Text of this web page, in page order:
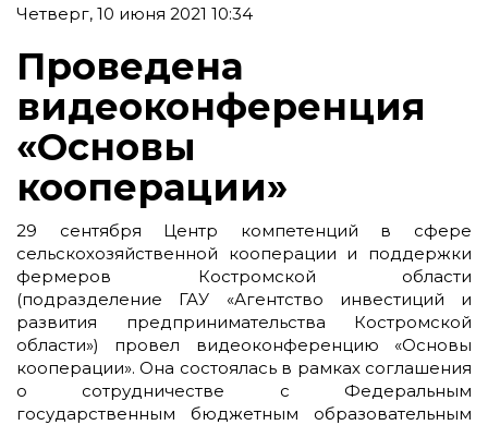
Четверг, 10 июня 2021 10:34
Проведена
видеоконференция
«Основы
кооперации»
29 сентября Центр компетенций в сфере
сельскохозяйственной кооперации и поддержки
фермеров Костромской области
(подразделение ГАУ «Агентство инвестиций и
развития предпринимательства Костромской
области») провел видеоконференцию «Основы
кооперации». Она состоялась в рамках соглашения
о сотрудничестве с Федеральным
государственным бюджетным образовательным